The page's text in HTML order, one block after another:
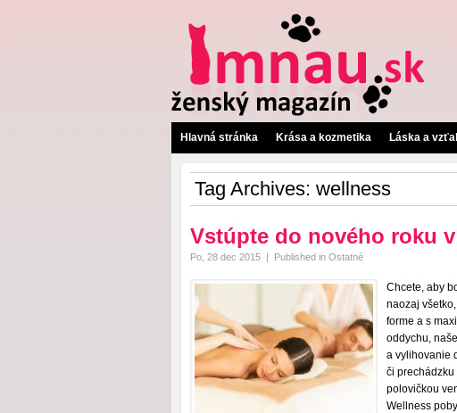
Hlavná stránka Krása a kozmetika Láska a
Tag Archives: wellness
Vstúpte do nového roku
Po, 28 dec 2015 | Published in Ostatné
Chcete, aby
naozaj
forme a s
oddychu,
a vylihovanie
či prechádzku
polovičkou
Wellness